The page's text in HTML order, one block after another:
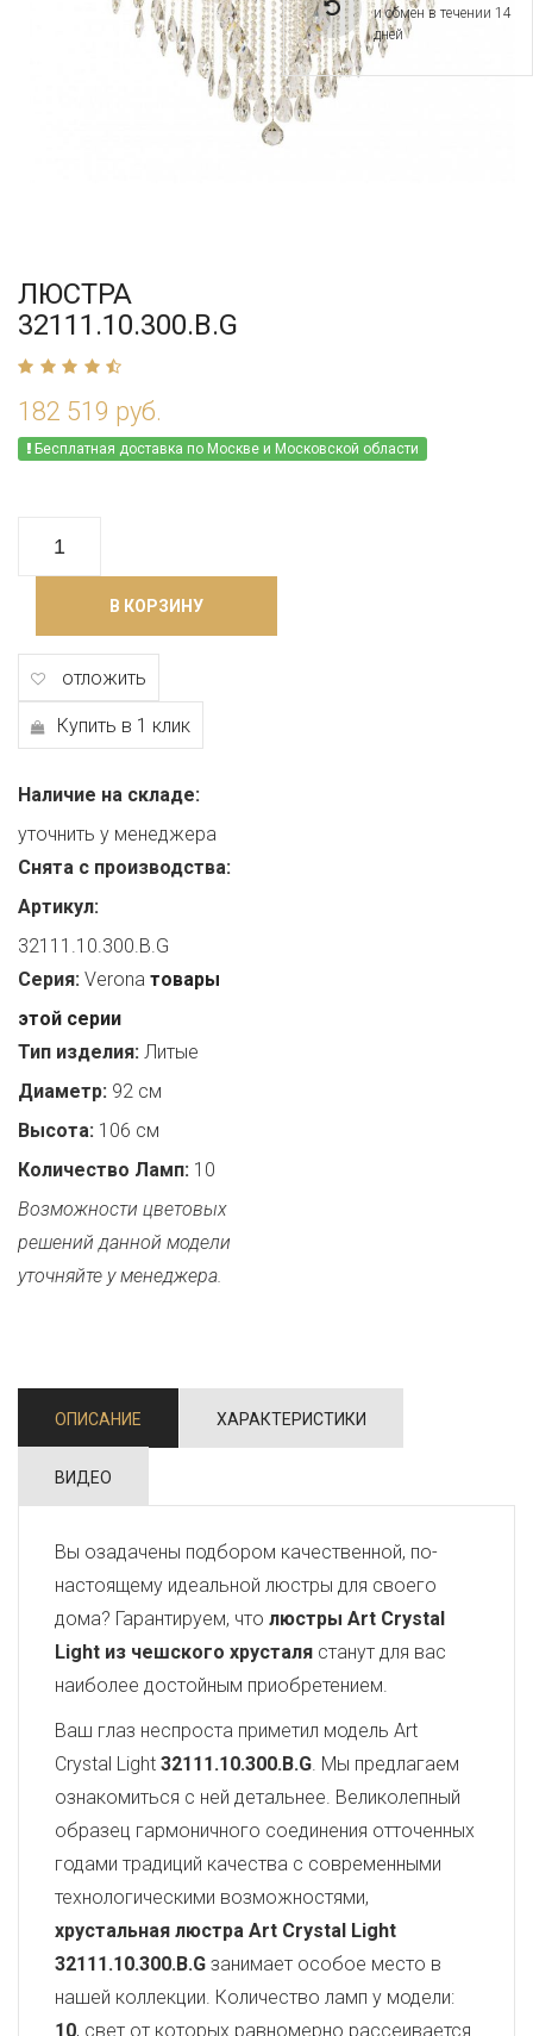
ЛЮСТРА
32111.10.300.B.G
182 519 руб.
Бесплатная доставка по Москве и Московской области
В КОРЗИНУ
отложить
Купить в 1 клик
Наличие на складе:
уточнить у менеджера
Снята с производства:
Артикул:
32111.10.300.B.G
Серия: Verona товары
этой серии
Тип изделия: Литые
Диаметр: 92 см
Высота: 106 см
Количество Ламп: 10
Возможности цветовых
решений данной модели
уточняйте у менеджера.
и обмен в течении 14
дней
ОПИСАНИЕ ХАРАКТЕРИСТИКИ
ВИДЕО
Вы озадачены подбором качественной, по-
настоящему идеальной люстры для своего
дома? Гарантируем, что люстры Art Crystal
Light из чешского хрусталя станут для вас
наиболее достойным приобретением.
Ваш глаз неспроста приметил модель Art
Crystal Light 32111.10.300.B.G. Мы предлагаем
ознакомиться с ней детальнее. Великолепный
образец гармоничного соединения отточенных
годами традиций качества с современными
технологическими возможностями,
хрустальная люстра Art Crystal Light
32111.10.300.B.G занимает особое место в
нашей коллекции. Количество ламп у модели:
10, свет от которых равномерно рассеивается